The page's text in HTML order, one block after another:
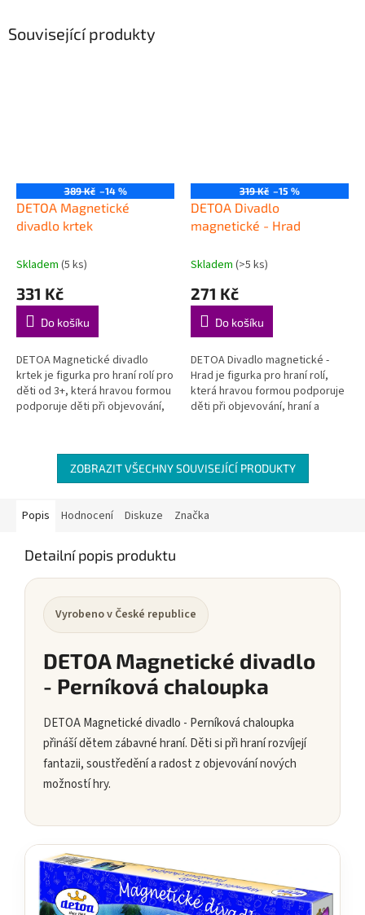
Související produkty
389 Kč –14 %
DETOA Magnetické
divadlo krtek
Skladem (5 ks)
331 Kč
Do košíku
DETOA Magnetické divadlo
krtek je figurka pro hraní rolí pro
děti od 3+, která hravou formou
podporuje děti při objevování,
319 Kč –15 %
DETOA Divadlo
magnetické - Hrad
Skladem (>5 ks)
271 Kč
Do košíku
DETOA Divadlo magnetické -
Hrad je figurka pro hraní rolí,
která hravou formou podporuje
děti při objevování, hraní a
ZOBRAZIT VŠECHNY SOUVISEJÍCÍ PRODUKTY
Popis Hodnocení Diskuze Značka
Detailní popis produktu
Vyrobeno v České republice
DETOA Magnetické divadlo
- Perníková chaloupka
DETOA Magnetické divadlo - Perníková chaloupka
přináší dětem zábavné hraní. Děti si při hraní rozvíjejí
fantazii, soustředění a radost z objevování nových
možností hry.